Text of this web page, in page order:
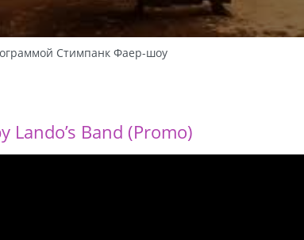
Стимпанк Фаер-шоу
Lando’s Band (Promo)